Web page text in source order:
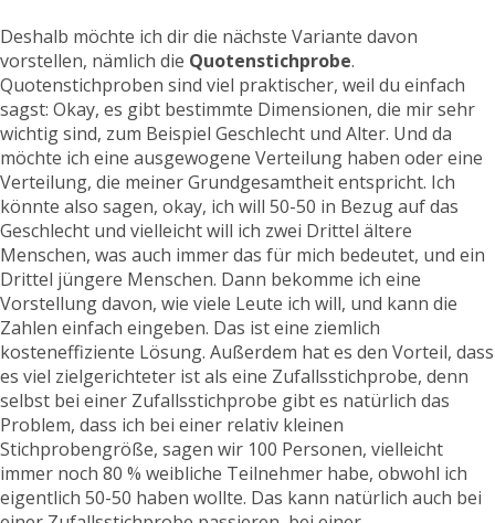
Deshalb möchte ich dir die nächste Variante davon
vorstellen, nämlich die Quotenstichprobe.
Quotenstichproben sind viel praktischer, weil du einfach
sagst: Okay, es gibt bestimmte Dimensionen, die mir sehr
wichtig sind, zum Beispiel Geschlecht und Alter. Und da
möchte ich eine ausgewogene Verteilung haben oder eine
Verteilung, die meiner Grundgesamtheit entspricht. Ich
könnte also sagen, okay, ich will 50-50 in Bezug auf das
Geschlecht und vielleicht will ich zwei Drittel ältere
Menschen, was auch immer das für mich bedeutet, und ein
Drittel jüngere Menschen. Dann bekomme ich eine
Vorstellung davon, wie viele Leute ich will, und kann die
Zahlen einfach eingeben. Das ist eine ziemlich
kosteneffiziente Lösung. Außerdem hat es den Vorteil, dass
es viel zielgerichteter ist als eine Zufallsstichprobe, denn
selbst bei einer Zufallsstichprobe gibt es natürlich das
Problem, dass ich bei einer relativ kleinen
Stichprobengröße, sagen wir 100 Personen, vielleicht
immer noch 80 % weibliche Teilnehmer habe, obwohl ich
eigentlich 50-50 haben wollte. Das kann natürlich auch bei